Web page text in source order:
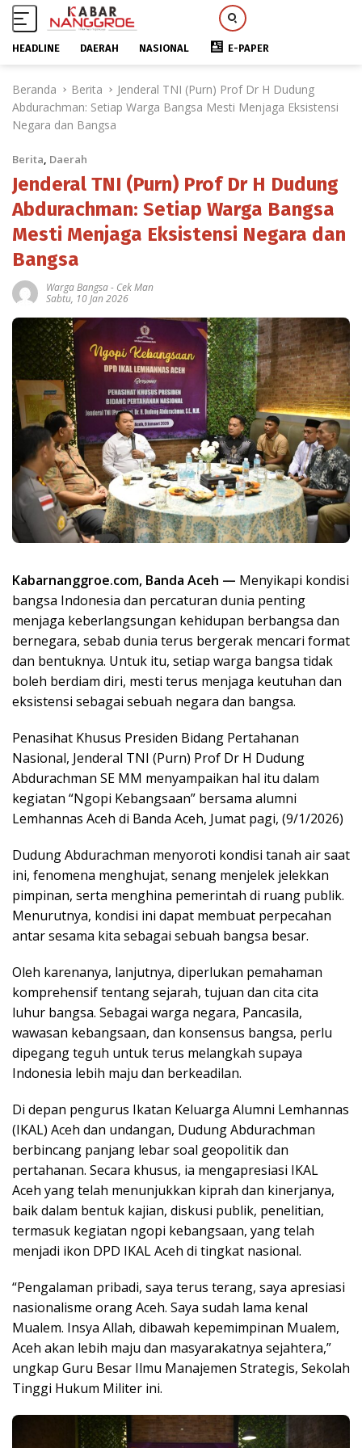
HEADLINE DAERAH NASIONAL E-PAPER
Beranda Berita
Jenderal TNI (Purn) Prof Dr H Dudung
Abdurachman: Setiap Warga Bangsa Mesti Menjaga Eksistensi
Negara dan Bangsa
Berita, Daerah
Jenderal TNI (Purn) Prof Dr H Dudung
Abdurachman: Setiap Warga Bangsa
Mesti Menjaga Eksistensi Negara dan
Bangsa
Warga Bangsa- Cek Man
Sabtu, 10 Jan 2026
Kabarnanggroe.com, Banda Aceh — Menyikapi kondisi
bangsa Indonesia dan percaturan dunia penting
menjaga keberlangsungan kehidupan berbangsa dan
bernegara, sebab dunia terus bergerak mencari format
dan bentuknya. Untuk itu, setiap warga bangsa tidak
boleh berdiam diri, mesti terus menjaga keutuhan dan
eksistensi sebagai sebuah negara dan bangsa.
Penasihat Khusus Presiden Bidang Pertahanan
Nasional, Jenderal TNI (Purn) Prof Dr H Dudung
Abdurachman SE MM menyampaikan hal itu dalam
kegiatan “Ngopi Kebangsaan” bersama alumni
Lemhannas Aceh di Banda Aceh, Jumat pagi, (9/1/2026)
Dudung Abdurachman menyoroti kondisi tanah air saat
ini, fenomena menghujat, senang menjelek jelekkan
pimpinan, serta menghina pemerintah di ruang publik.
Menurutnya, kondisi ini dapat membuat perpecahan
antar sesama kita sebagai sebuah bangsa besar.
Oleh karenanya, lanjutnya, diperlukan pemahaman
komprehensif tentang sejarah, tujuan dan cita cita
luhur bangsa. Sebagai warga negara, Pancasila,
wawasan kebangsaan, dan konsensus bangsa, perlu
dipegang teguh untuk terus melangkah supaya
Indonesia lebih maju dan berkeadilan.
Di depan pengurus Ikatan Keluarga Alumni Lemhannas
(IKAL) Aceh dan undangan, Dudung Abdurachman
berbincang panjang lebar soal geopolitik dan
pertahanan. Secara khusus, ia mengapresiasi IKAL
Aceh yang telah menunjukkan kiprah dan kinerjanya,
baik dalam bentuk kajian, diskusi publik, penelitian,
termasuk kegiatan ngopi kebangsaan, yang telah
menjadi ikon DPD IKAL Aceh di tingkat nasional.
“Pengalaman pribadi, saya terus terang, saya apresiasi
nasionalisme orang Aceh. Saya sudah lama kenal
Mualem. Insya Allah, dibawah kepemimpinan Mualem,
Aceh akan lebih maju dan masyarakatnya sejahtera,”
ungkap Guru Besar Ilmu Manajemen Strategis, Sekolah
Tinggi Hukum Militer ini.